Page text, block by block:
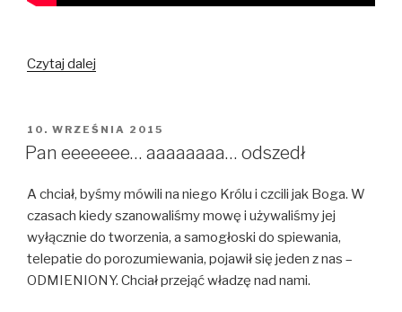
Czytaj dalej
OPUBLIKOWANE
W
10. WRZEŚNIA 2015
Pan eeeeeee… aaaaaaaa… odszedł
A chciał, byśmy mówili na niego Królu i czcili jak Boga. W
czasach kiedy szanowaliśmy mowę i używaliśmy jej
wyłącznie do tworzenia, a samogłoski do spiewania,
telepatie do porozumiewania, pojawił się jeden z nas –
ODMIENIONY. Chciał przejąć władzę nad nami.